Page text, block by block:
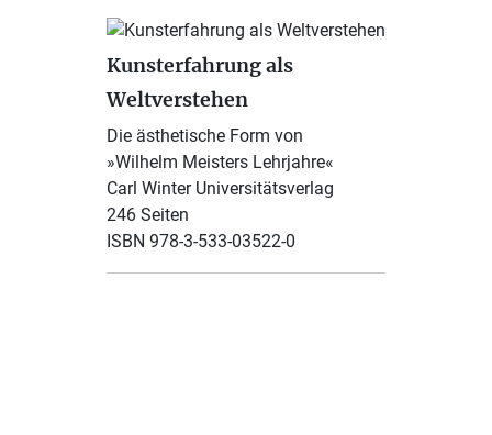
Kunsterfahrung als
Weltverstehen
Die ästhetische Form von
»Wilhelm Meisters Lehrjahre«
Carl Winter Universitätsverlag
246 Seiten
ISBN 978-3-533-03522-0